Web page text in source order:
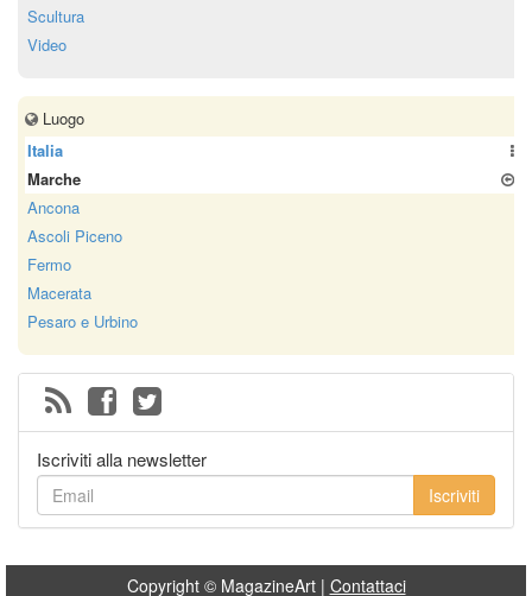
Scultura
Video
Luogo
Italia
Marche
Ancona
Ascoli Piceno
Fermo
Macerata
Pesaro e Urbino
Iscriviti alla newsletter
Iscriviti
Copyright © MagazineArt | Contattaci